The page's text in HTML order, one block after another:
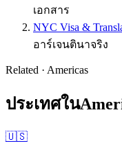
เอกสาร
NYC Visa &
อาร์เจนตินาจริง
Related · Americas
ประเทศใน
🇺🇸